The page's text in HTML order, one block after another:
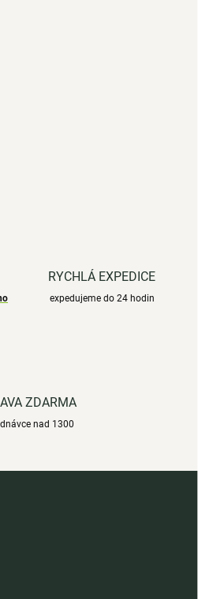
RYCHLÁ EXPEDICE
expedujeme do 24 hodin
ZDARMA
nad 1300